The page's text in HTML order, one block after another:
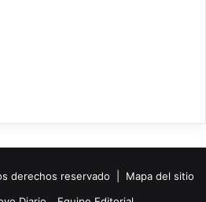
derechos reservado | Mapa del sitio